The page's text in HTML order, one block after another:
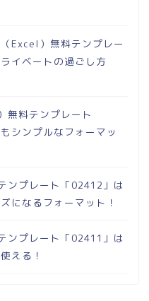
Excel）無料テンプレー
イベートの過ごし方
無料テンプレート
シンプルなフォーマッ
ンプレート「02412」は
になるフォーマット！
ンプレート「02411」は
える！